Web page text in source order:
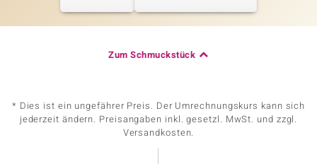
Zum Schmuckstück
* Dies ist ein ungefährer Preis. Der Umrechnungskurs kann sich
jederzeit ändern. Preisangaben inkl. gesetzl. MwSt. und zzgl.
Versandkosten.